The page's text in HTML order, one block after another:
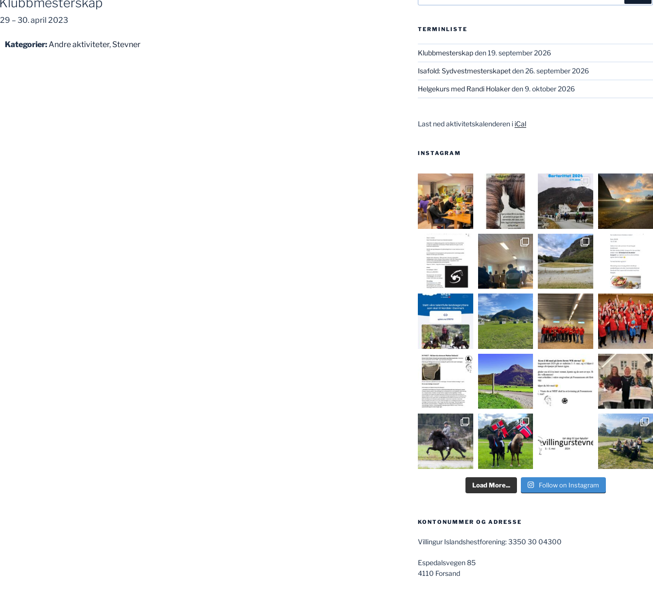
29 – 30. april 2023
Kategorier:Andre aktiviteter, Stevner
TERMINLISTE
Klubbmesterskapden 19. september 2026
Isafold: Sydvestmesterskapetden 26. september 2026
Helgekurs med Randi Holakerden 9. oktober 2026
Last ned aktivitetskalenderen i iCal
INSTAGRAM
Load More... Follow on Instagram
KONTONUMMER OG ADRESSE
Villingur Islandshestforening: 3350 30 04300
Espedalsvegen 85
4110 Forsand